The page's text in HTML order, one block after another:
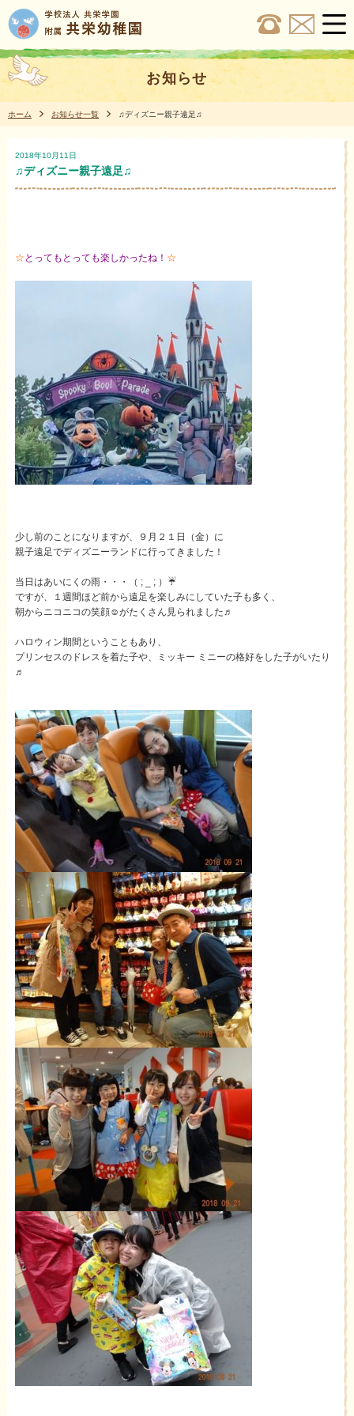
お知らせ
ホーム お知らせ一覧 ♫ディズニー親子遠足♫
2018年10月11日
♫ディズニー親子遠足♫
☆ とってもとっても楽しかったね！ ☆
少し前のことになりますが、９月２１日（金）に
親子遠足でディズニーランドに行ってきました！
当日はあいにくの雨・・・（ ; _ ; ）☔
ですが、１週間ほど前から遠足を楽しみにしていた子も多く、
朝からニコニコの笑顔☺がたくさん見られました♬
ハロウィン期間ということもあり、
プリンセスのドレスを着た子や、ミッキー ミニーの格好をした子がいたり
♬